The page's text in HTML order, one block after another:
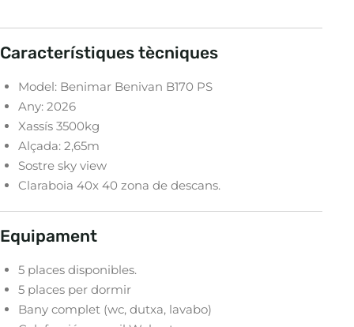
Característiques tècniques
Model: Benimar Benivan B170 PS
Any: 2026
Xassís 3500kg
Alçada: 2,65m
Sostre sky view
Claraboia 40x 40 zona de descans.
Equipament
5 places disponibles.
5 places per dormir
Bany complet (wc, dutxa, lavabo)